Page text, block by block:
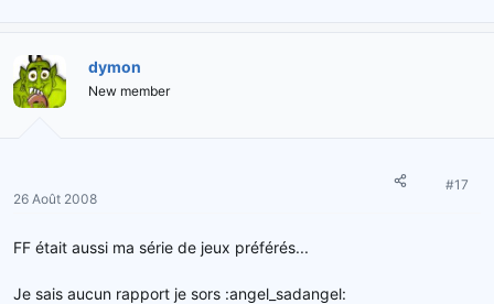
dymon
New member
26 Août 2008
#17
FF était aussi ma série de jeux préférés...
Je sais aucun rapport je sors :angel_sadangel: